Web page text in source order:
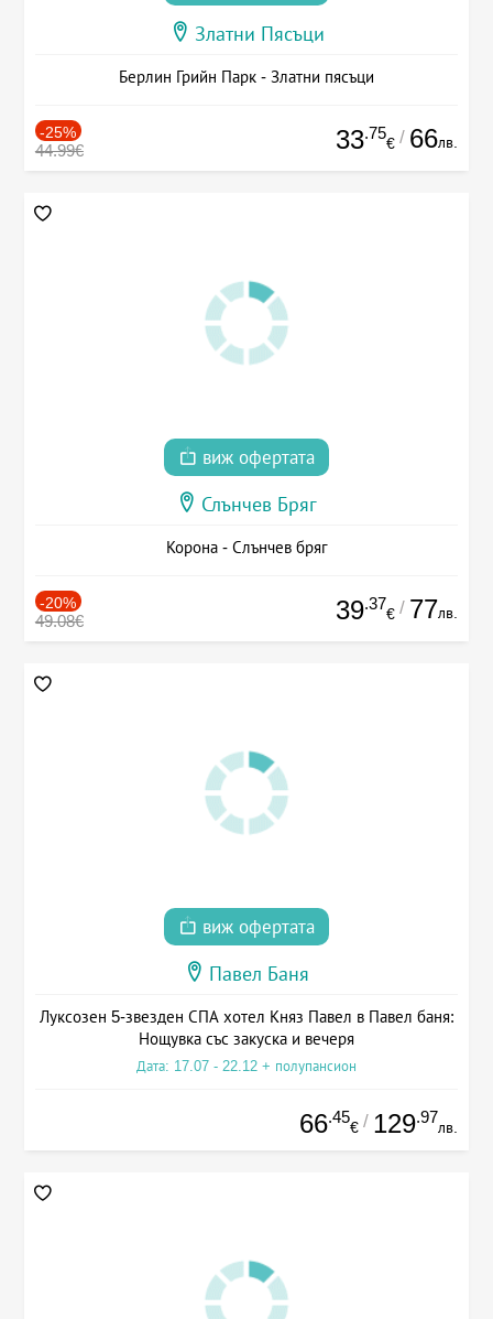
Златни Пясъци
Берлин Грийн Парк - Златни пясъци
-25%
44.99€ 33.75
€ / 66лв.
виж офертата
Слънчев Бряг
Корона - Слънчев бряг
-20%
49.08€ 39.37
€ / 77лв.
виж офертата
Павел Баня
Луксозен 5-звезден СПА хотел Княз Павел в Павел баня:
Нощувка със закуска и вечеря
Дата: 17.07 - 22.12 + полупансион
66.45
€ / 129.97
лв.